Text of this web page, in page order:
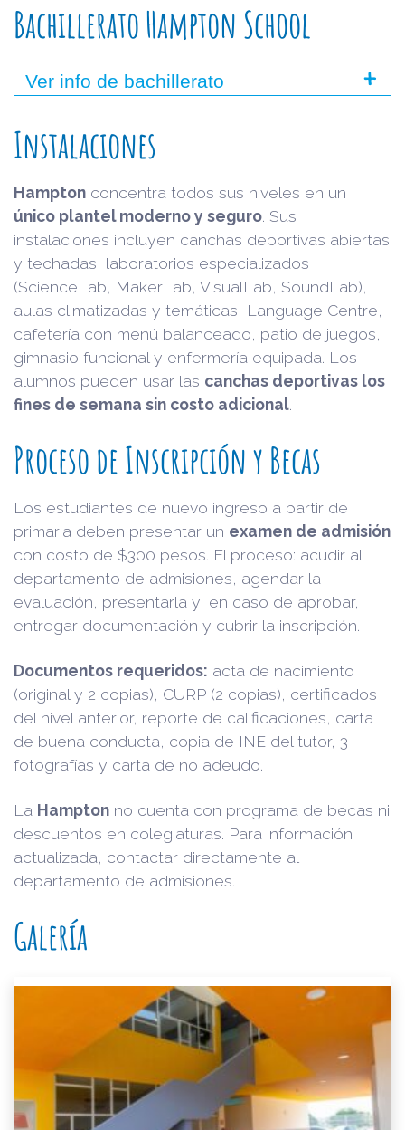
Bachillerato Hampton School
Ver info de bachillerato +
Instalaciones
Hampton concentra todos sus niveles en un
único plantel moderno y seguro . Sus
instalaciones incluyen canchas deportivas abiertas
y techadas, laboratorios especializados
(ScienceLab, MakerLab, VisualLab, SoundLab),
aulas climatizadas y temáticas, Language Centre,
cafetería con menú balanceado, patio de juegos,
gimnasio funcional y enfermería equipada. Los
alumnos pueden usar las canchas deportivas los
fines de semana sin costo adicional
Proceso de Inscripción y Becas
Los estudiantes de nuevo ingreso a partir de
primaria deben presentar un examen de admisión
con costo de $300 pesos. El proceso: acudir al
departamento de admisiones, agendar la
evaluación, presentarla y, en caso de aprobar,
entregar documentación y cubrir la inscripción.
Documentos requeridos: acta de nacimiento
(original y 2 copias), CURP (2 copias), certificados
del nivel anterior, reporte de calificaciones, carta
de buena conducta, copia de INE del tutor, 3
fotografías y carta de no adeudo.
La Hampton no cuenta con programa de becas ni
descuentos en colegiaturas. Para información
actualizada, contactar directamente al
departamento de admisiones.
Galería